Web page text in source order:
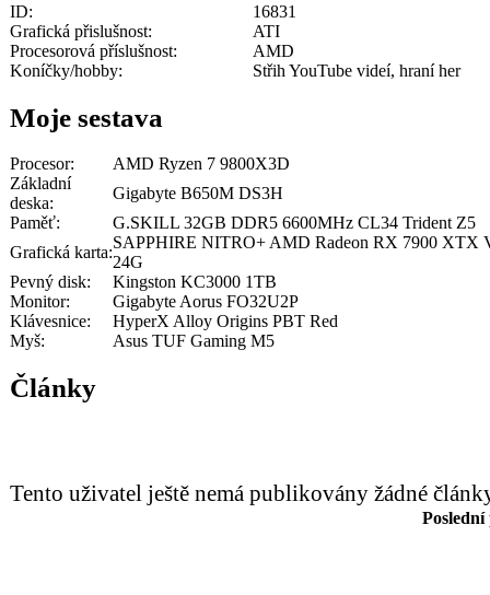
ID:
16831
Grafická přislušnost:
ATI
Procesorová příslušnost:
AMD
Koníčky/hobby:
Střih YouTube videí, hraní her
Moje sestava
Procesor:
AMD Ryzen 7 9800X3D
Základní
deska:
Gigabyte B650M DS3H
Paměť:
G.SKILL 32GB DDR5 6600MHz CL34 Trident Z5
Grafická karta:
SAPPHIRE NITRO+ AMD Radeon RX 7900 XTX
24G
Pevný disk:
Kingston KC3000 1TB
Monitor:
Gigabyte Aorus FO32U2P
Klávesnice:
HyperX Alloy Origins PBT Red
Myš:
Asus TUF Gaming M5
Články
Tento uživatel ještě nemá publikovány žádné